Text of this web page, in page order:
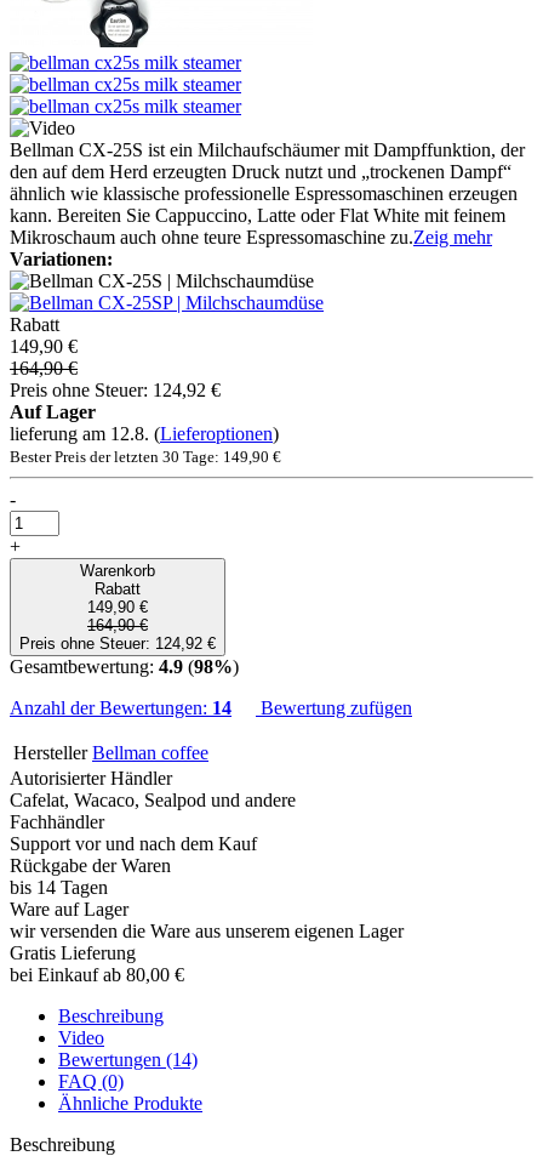
Bellman CX-25S ist ein Milchaufschäumer mit Dampffunktion, der
den auf dem Herd erzeugten Druck nutzt und „trockenen Dampf“
ähnlich wie klassische professionelle Espressomaschinen erzeugen
kann. Bereiten Sie Cappuccino, Latte oder Flat White mit feinem
Mikroschaum auch ohne teure Espressomaschine zu.Zeig mehr
Variationen:
Rabatt
149,90 €
164,90 €
Preis ohne Steuer: 124,92 €
Auf Lager
lieferung am 12.8. (Lieferoptionen)
Bester Preis der letzten 30 Tage: 149,90 €
-
+
Warenkorb
Rabatt
149,90 €
164,90 €
Preis ohne Steuer: 124,92 €
Gesamtbewertung: 4.9 (98%)
Anzahl der Bewertungen: 14 Bewertung zufügen
Hersteller Bellman coffee
Autorisierter Händler
Cafelat, Wacaco, Sealpod und andere
Fachhändler
Support vor und nach dem Kauf
Rückgabe der Waren
bis 14 Tagen
Ware auf Lager
wir versenden die Ware aus unserem eigenen Lager
Gratis Lieferung
bei Einkauf ab 80,00 €
Beschreibung
Video
Bewertungen (14)
FAQ (0)
Ähnliche Produkte
Beschreibung